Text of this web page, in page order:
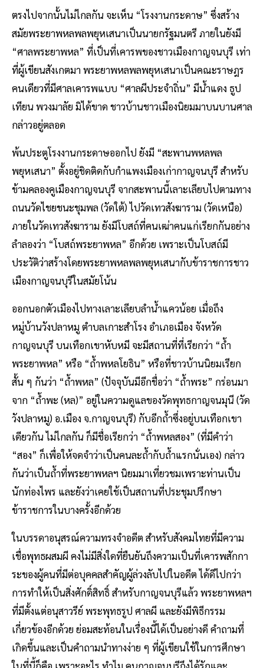
ตรงไปจากนั้นไม่ไกลกัน จะเห็น “โรงงานกระดาษ” ซึ่งสร้าง
สมัยพระยาพหลพลพยุหเสนาเป็นนายกรัฐมนตรี ภายในยังมี
“ศาลพระยาพหล” ที่เป็นที่เคารพของชาวเมืองกาญจนบุรี เท่า
ที่ผู้เขียนสังเกตมา พระยาพหลพลพยุหเสนาเป็นคณะราษฎร
คนเดียวที่มีศาลเคารพแบบ “ศาลผีประจำถิ่น” มีน้ำแดง ธูป
เทียน พวงมาลัย มิได้ขาด ชาวบ้านชาวเมืองนิยมมาบนบานศาล
กล่าวอยู่ตลอด
พ้นประตูโรงงานกระดาษออกไป ยังมี “สะพานพหลพล
พยุหเสนา” ตั้งอยู่ชิดติดกับกำแพงเมืองเก่ากาญจนบุรี สำหรับ
ข้ามคลองคูเมืองกาญจนบุรี จากสะพานนี้เลาะเลียบไปตามทาง
ถนนวัดไชยชนะชุมพล (วัดใต้) ไปวัดเทวสังฆาราม (วัดเหนือ)
ภายในวัดเทวสังฆาราม ยังมีโบสถ์ที่คนเฒ่าคนแก่เรียกกันอย่าง
ลำลองว่า “โบสถ์พระยาพหล” อีกด้วย เพราะเป็นโบสถ์มี
ประวัติว่าสร้างโดยพระยาพหลพลพยุหเสนากับข้าราชการชาว
เมืองกาญจนบุรีในสมัยโน้น
ออกนอกตัวเมืองไปทางเลาะเลียบลำน้ำแควน้อย เมื่อถึง
หมู่บ้านวังปลาหมู ตำบลเกาะสำโรง อำเภอเมือง จังหวัด
กาญจนบุรี บนเทือกเขาหับหมี จะมีสถานที่ที่เรียกว่า “ถ้ำ
พระยาพหล” หรือ “ถ้ำพหลโยธิน” หรือที่ชาวบ้านนิยมเรียก
สั้น ๆ กันว่า “ถ้ำพหล” (ปัจจุบันมีอีกชื่อว่า “ถ้ำพระ” กร่อนมา
จาก “ถ้ำพะ (หล)” อยู่ในความดูแลของวัดพุทธกาญจนมุนี (วัด
วังปลาหมู) อ.เมือง จ.กาญจนบุรี) กับอีกถ้ำซึ่งอยู่บนเทือกเขา
เดียวกัน ไม่ไกลกัน ก็มีชื่อเรียกว่า “ถ้ำพหลสอง” (ที่มีคำว่า
“สอง” ก็เพื่อให้จดจำว่าเป็นคนละถ้ำกับถ้ำแรกนั่นเอง) กล่าว
กันว่าเป็นถ้ำที่พระยาพหลฯ นิยมมาเที่ยวชมเพราะท่านเป็น
นักท่องไพร และยังว่าเคยใช้เป็นสถานที่ประชุมปรึกษา
ข้าราชการในบางครั้งอีกด้วย
ในบรรดาอนุสรณ์ความทรงจำอดีต สำหรับสังคมไทยที่มีความ
เชื่อพุทธผสมผี คงไม่มีสิ่งใดที่ยืนยันถึงความเป็นที่เคารพสักกา
ระของผู้คนที่มีต่อบุคคลสำคัญผู้ล่วงลับไปในอดีต ได้ดีไปกว่า
การทำให้เป็นสิ่งศักดิ์สิทธิ์ สำหรับกาญจนบุรีแล้ว พระยาพหลฯ
ที่มีตั้งแต่อนุสาวรีย์ พระพุทธรูป ศาลผี และยังมีพิธีกรรม
เกี่ยวข้องอีกด้วย ย่อมสะท้อนในเรื่องนี้ได้เป็นอย่างดี คำถามที่
เกิดขึ้นและเป็นคำถามนำทางง่าย ๆ ที่ผู้เขียนใช้ในการศึกษา